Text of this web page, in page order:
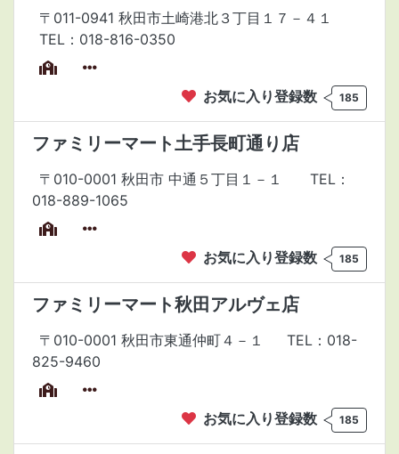
〒011-0941 秋田市土崎港北３丁目１７－４１
TEL：018-816-0350
お気に入り登録数 185
ファミリーマート土手長町通り店
〒010-0001 秋田市 中通５丁目１－１
TEL：
018-889-1065
お気に入り登録数 185
ファミリーマート秋田アルヴェ店
〒010-0001 秋田市東通仲町４－１
TEL：018-
825-9460
お気に入り登録数 185